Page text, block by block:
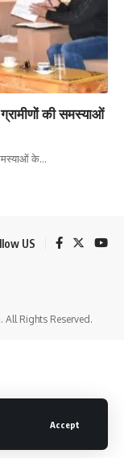
Accept
की समस्याओं
के…
US
Rights Reserved.